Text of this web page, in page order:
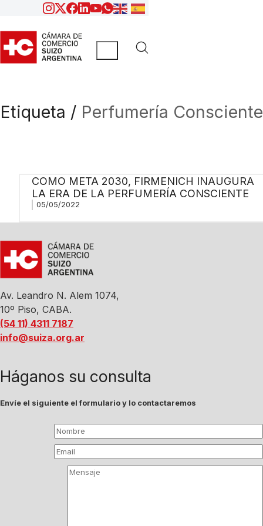
Etiqueta / Perfumería Consciente
COMO META 2030, FIRMENICH INAUGURA
LA ERA DE LA PERFUMERÍA CONSCIENTE
05/05/2022
Av. Leandro N. Alem 1074,
10º Piso, CABA.
(54 11) 4311 7187
info@suiza.org.ar
Háganos su consulta
Envíe el siguiente el formulario y lo contactaremos